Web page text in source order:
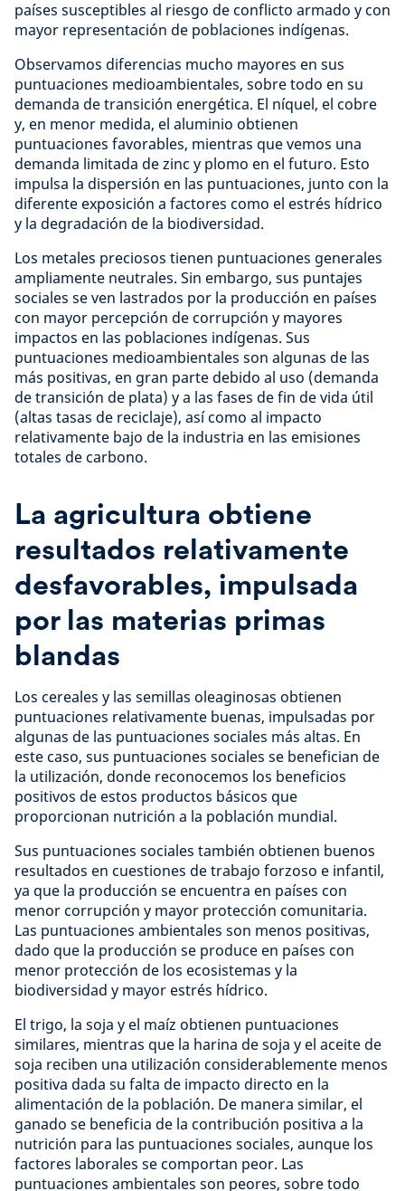
países susceptibles al riesgo de conflicto armado y con
mayor representación de poblaciones indígenas.
Observamos diferencias mucho mayores en sus
puntuaciones medioambientales, sobre todo en su
demanda de transición energética. El níquel, el cobre
y, en menor medida, el aluminio obtienen
puntuaciones favorables, mientras que vemos una
demanda limitada de zinc y plomo en el futuro. Esto
impulsa la dispersión en las puntuaciones, junto con la
diferente exposición a factores como el estrés hídrico
y la degradación de la biodiversidad.
Los metales preciosos tienen puntuaciones generales
ampliamente neutrales. Sin embargo, sus puntajes
sociales se ven lastrados por la producción en países
con mayor percepción de corrupción y mayores
impactos en las poblaciones indígenas. Sus
puntuaciones medioambientales son algunas de las
más positivas, en gran parte debido al uso (demanda
de transición de plata) y a las fases de fin de vida útil
(altas tasas de reciclaje), así como al impacto
relativamente bajo de la industria en las emisiones
totales de carbono.
La agricultura obtiene
resultados relativamente
desfavorables, impulsada
por las materias primas
blandas
Los cereales y las semillas oleaginosas obtienen
puntuaciones relativamente buenas, impulsadas por
algunas de las puntuaciones sociales más altas. En
este caso, sus puntuaciones sociales se benefician de
la utilización, donde reconocemos los beneficios
positivos de estos productos básicos que
proporcionan nutrición a la población mundial.
Sus puntuaciones sociales también obtienen buenos
resultados en cuestiones de trabajo forzoso e infantil,
ya que la producción se encuentra en países con
menor corrupción y mayor protección comunitaria.
Las puntuaciones ambientales son menos positivas,
dado que la producción se produce en países con
menor protección de los ecosistemas y la
biodiversidad y mayor estrés hídrico.
El trigo, la soja y el maíz obtienen puntuaciones
similares, mientras que la harina de soja y el aceite de
soja reciben una utilización considerablemente menos
positiva dada su falta de impacto directo en la
alimentación de la población. De manera similar, el
ganado se beneficia de la contribución positiva a la
nutrición para las puntuaciones sociales, aunque los
factores laborales se comportan peor. Las
puntuaciones ambientales son peores, sobre todo